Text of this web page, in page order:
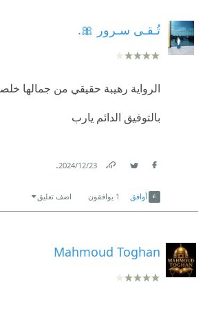
تُـقـى سـرور 🎀.
الرواية رهيبة حقيقي من جمالها
بالتوفيق الدائم يارب
23‏/12‏/2024
.
أوافق 1 يوافقون اضف تعليق
Mahmoud Toghan